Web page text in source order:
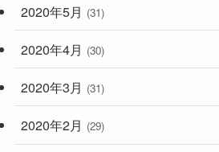
2020年5月 (31)
2020年4月 (30)
2020年3月 (31)
2020年2月 (29)